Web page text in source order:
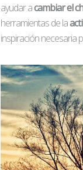
ayudar acambiar el
herramientas de la
inspiración necesaria